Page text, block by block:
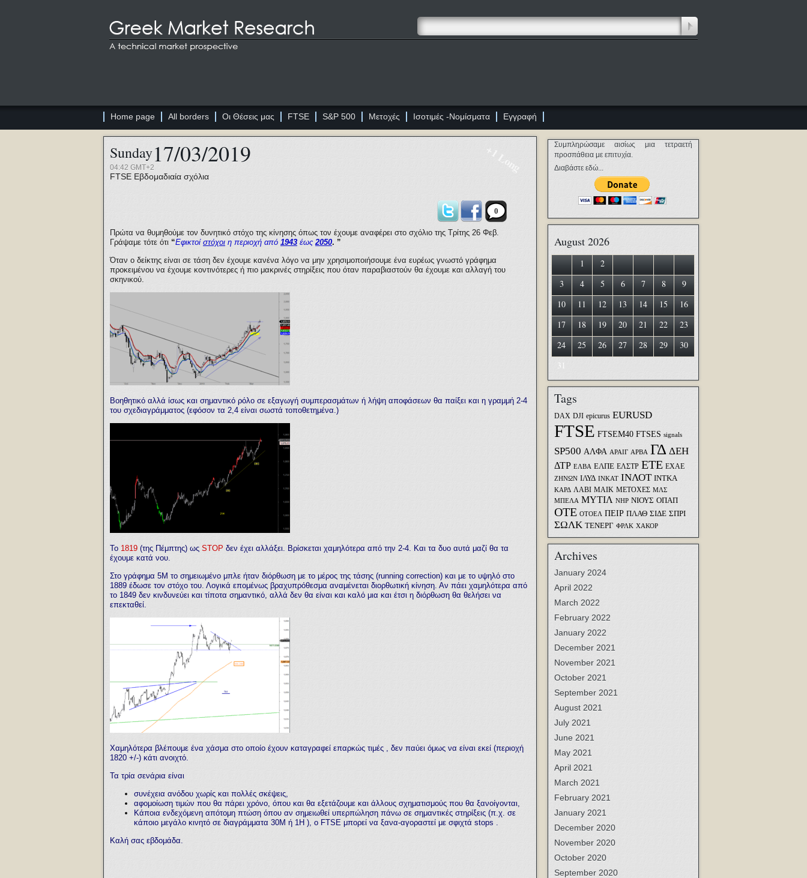
Home page All borders Οι Θέσεις μας FTSE S&P 500 Μετοχές Ισοτιμές -Νομίσματα Εγγραφή
Sunday17/03/2019
04:42 GMT+2
FTSE Εβδομαδιαία σχόλια
+1 Long
0
Πρώτα να θυμηθούμε τον δυνητικό στόχο της κίνησης όπως τον έχουμε αναφέρει στο σχόλιο της Τρίτης 26 Φεβ.
Γράψαμε τότε ότι “Εφικτοί στόχοι η περιοχή από 1943 έως2050. ”
Όταν ο δείκτης είναι σε τάση δεν έχουμε κανένα λόγο να μην χρησιμοποιήσουμε ένα ευρέως γνωστό γράφημα
προκειμένου να έχουμε κοντινότερες ή πιο μακρινές στηρίξεις που όταν παραβιαστούν θα έχουμε και αλλαγή του
σκηνικού.
Βοηθητικό αλλά ίσως και σημαντικό ρόλο σε εξαγωγή συμπερασμάτων ή λήψη αποφάσεων θα παίξει και η γραμμή 2-4
του σχεδιαγράμματος (εφόσον τα 2,4 είναι σωστά τοποθετημένα.)
Το 1819 (της Πέμπτης) ως STOP δεν έχει αλλάξει. Βρίσκεται χαμηλότερα από την 2-4. Και τα δυο αυτά μαζί θα τα
έχουμε κατά νου.
Στο γράφημα 5Μ το σημειωμένο μπλε ήταν διόρθωση με το μέρος της τάσης (running correction) και με το υψηλό στο
1889 έδωσε τον στόχο του. Λογικά επομένως βραχυπρόθεσμα αναμένεται διορθωτική κίνηση. Αν πάει χαμηλότερα από
το 1849 δεν κινδυνεύει και τίποτα σημαντικό, αλλά δεν θα είναι και καλό μια και έτσι η διόρθωση θα θελήσει να
επεκταθεί.
Χαμηλότερα βλέπουμε ένα χάσμα στο οποίο έχουν καταγραφεί επαρκώς τιμές , δεν παύει όμως να είναι εκεί (περιοχή
1820 +/-) κάτι ανοιχτό.
Τα τρία σενάρια είναι
συνέχεια ανόδου χωρίς και πολλές σκέψεις,
αφομοίωση τιμών που θα πάρει χρόνο, όπου και θα εξετάζουμε και άλλους σχηματισμούς που θα ξανοίγονται,
Κάποια ενδεχόμενη απότομη πτώση όπου αν σημειωθεί υπερπώληση πάνω σε σημαντικές στηρίξεις (π.χ. σε
κάποιο μεγάλο κινητό σε διαγράμματα 30Μ ή 1Η ), ο FTSE μπορεί να ξανα-αγοραστεί με σφιχτά stops .
Καλή σας εβδομάδα.
Συμπληρώσαμε αισίως μια τετραετή
προσπάθεια με επιτυχία.
Διαβάστε εδώ...
August 2026
1
2
3
4 5 6 7 8
9
10
11 12 13 14 15
16
17
18 19 20 21 22
23
24
25 26 27 28 29
30
31
Tags
DAX DJI epicurus EURUSD
FTSE FTSEM40 FTSES signals
SP500 ΑΛΦΑ ΑΡΑΙΓ ΑΡΒΑ ΓΔ ΔΕΗ
ΔΤΡ ΕΛΒΑ ΕΛΠΕ ΕΛΣΤΡ ΕΤΕ ΕΧΑΕ
ΖΗΝΩΝ ΙΛΥΔ ΙΝΚΑΤ ΙΝΛΟΤ ΙΝΤΚΑ
ΚΑΡΔ ΛΑΒΙ ΜΑΙΚ ΜΕΤΟΧΕΣ ΜΛΣ
ΜΠΕΛΑ ΜΥΤΙΛ ΝΗΡ ΝΙΟΥΣ ΟΠΑΠ
ΟΤΕ ΟΤΟΕΛ ΠΕΙΡ ΠΛΑΘ ΣΙΔΕ ΣΠΡΙ
ΣΩΛΚ ΤΕΝΕΡΓ ΦΡΛΚ ΧΑΚΟΡ
Archives
January 2024
April 2022
March 2022
February 2022
January 2022
December 2021
November 2021
October 2021
September 2021
August 2021
July 2021
June 2021
May 2021
April 2021
March 2021
February 2021
January 2021
December 2020
November 2020
October 2020
September 2020